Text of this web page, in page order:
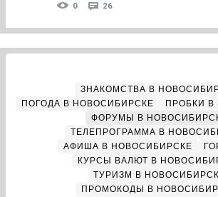
0 26
ЗНАКОМСТВА В
ПОГОДА В НОВОСИБИРСКЕ
ПРОБКИ В
ФОРУМЫ В
ТЕЛЕПРОГРАММА В
АФИША В НОВОСИБИРСКЕ
КУРСЫ ВАЛЮТ В
ТУРИЗМ В
ПРОМОКОДЫ В